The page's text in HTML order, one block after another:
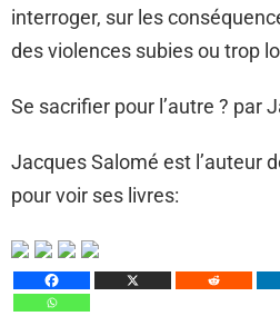
interroger, sur les
des violences subies ou trop
Se sacrifier pour l’autre ? par
Jacques Salomé est l’auteur
pour voir ses livres: